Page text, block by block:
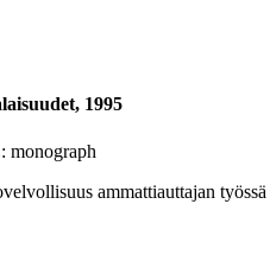
1995
ammattiauttajan